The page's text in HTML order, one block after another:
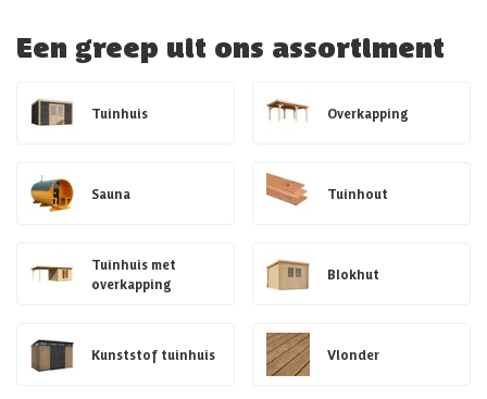
Een greep uit ons assortiment
Tuinhuis Overkapping
Sauna Tuinhout
Tuinhuis met
overkapping
Blokhut
Kunststof tuinhuis Vlonder